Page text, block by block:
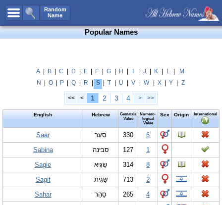
Random
Name
All Names
Boy Names
Unisex Names
Popular Names
Celebs B. DaysNew!
Numerology
Contact Us
Popular Names
A B C D E F G H J K L
M
N
O P Q R S T U V W X Y Z
<< < 1 2 3 4 > >>
English Hebrew
Gematria
Value
Numero-
logical
Value
Sex Origin International
Saar סַעַר 330
6
Sabina
סבינה 127
1
Sagie
שַׂגִּיא 314
8
Sagit
שַׂגִּית 713
2
Sahar
סַהַר 265
4